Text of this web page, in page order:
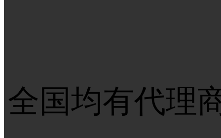
全国均有代理